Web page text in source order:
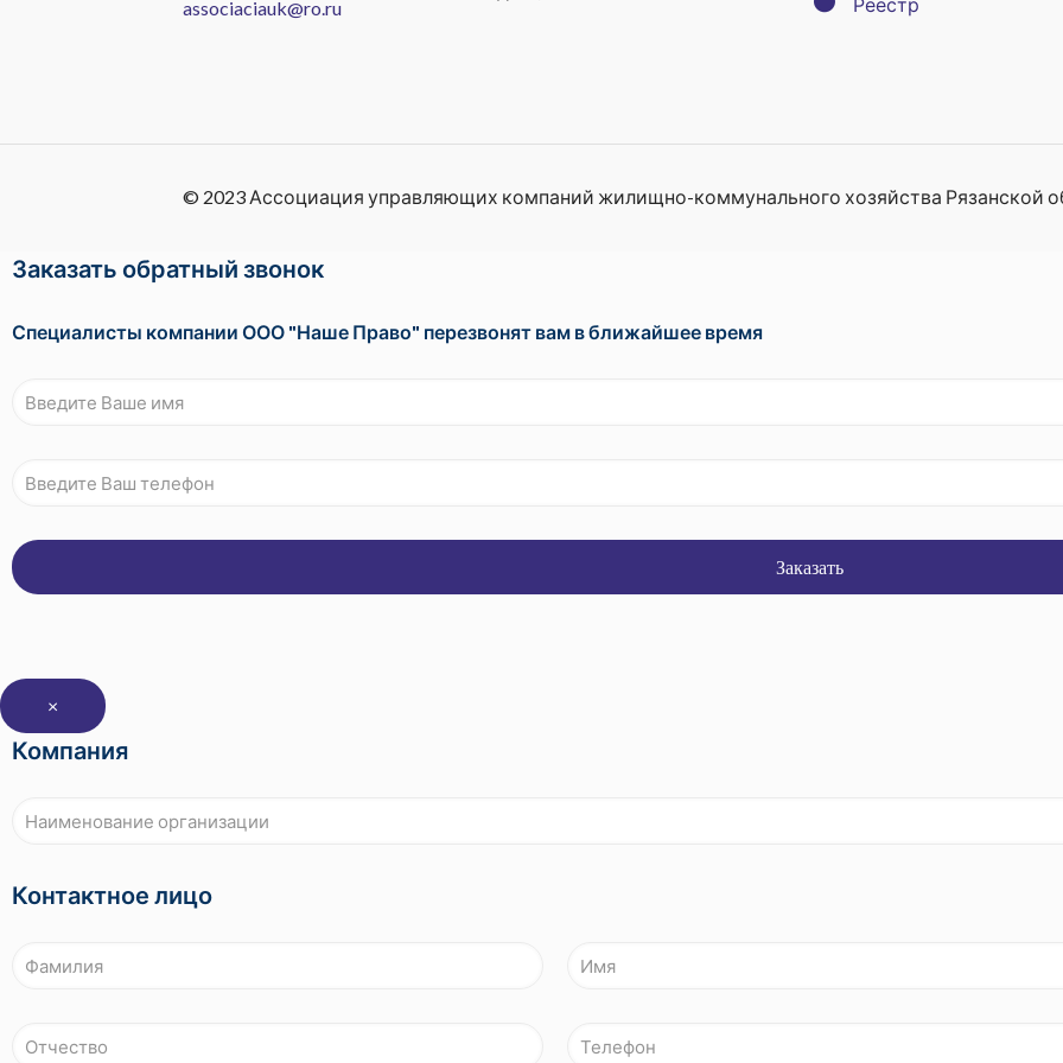
associaciauk@ro.ru
© 2023 Ассоциация управляющих компаний жилищно-коммунального хозяйства Рязанской
Заказать обратный звонок
Специалисты компании ООО "Наше Право" перезвонят вам в ближайшее время
×
Компания
Контактное лицо